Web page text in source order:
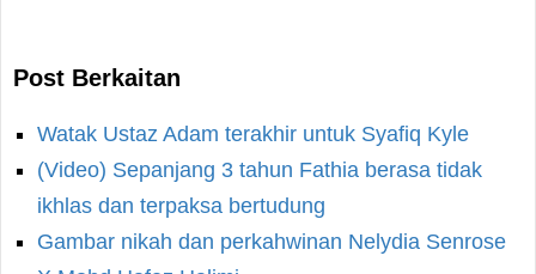
Post Berkaitan
Watak Ustaz Adam terakhir untuk Syafiq Kyle
(Video) Sepanjang 3 tahun Fathia berasa tidak
ikhlas dan terpaksa bertudung
Gambar nikah dan perkahwinan Nelydia Senrose